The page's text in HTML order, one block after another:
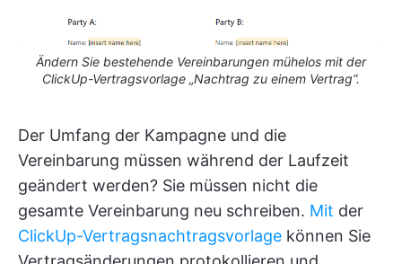
Ändern Sie bestehende Vereinbarungen mühelos mit der
ClickUp-Vertragsvorlage „Nachtrag zu einem Vertrag“.
Der Umfang der Kampagne und die
Vereinbarung müssen während der Laufzeit
geändert werden? Sie müssen nicht die
gesamte Vereinbarung neu schreiben. Mit der
ClickUp-Vertragsnachtragsvorlage können Sie